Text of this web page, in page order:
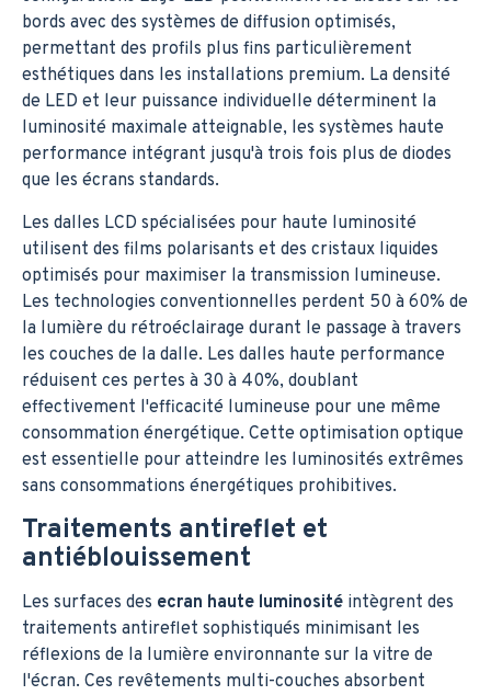
bords avec des systèmes de diffusion optimisés,
permettant des profils plus fins particulièrement
esthétiques dans les installations premium. La densité
de LED et leur puissance individuelle déterminent la
luminosité maximale atteignable, les systèmes haute
performance intégrant jusqu'à trois fois plus de diodes
que les écrans standards.
Les dalles LCD spécialisées pour haute luminosité
utilisent des films polarisants et des cristaux liquides
optimisés pour maximiser la transmission lumineuse.
Les technologies conventionnelles perdent 50 à 60% de
la lumière du rétroéclairage durant le passage à travers
les couches de la dalle. Les dalles haute performance
réduisent ces pertes à 30 à 40%, doublant
effectivement l'efficacité lumineuse pour une même
consommation énergétique. Cette optimisation optique
est essentielle pour atteindre les luminosités extrêmes
sans consommations énergétiques prohibitives.
Traitements antireflet et
antiéblouissement
Les surfaces des ecran haute luminosité intègrent des
traitements antireflet sophistiqués minimisant les
réflexions de la lumière environnante sur la vitre de
l'écran. Ces revêtements multi-couches absorbent